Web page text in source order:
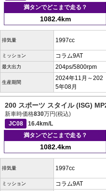
満タンでどこまで走る？
1082.4km
排気量 1997cc
ミッション コラム9AT
最大出力 204ps/5800rpm
生産期間
2024年11月～202
5年08月
200 スポーツ スタイル (ISG)
新車時価格830万円(税込)
JC08
16.4km/L
満タンでどこまで走る？
1082.4km
排気量 1997cc
ミッション コラム9AT